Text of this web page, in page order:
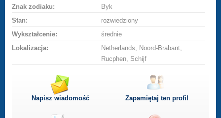
Znak zodiaku:
Byk
Stan:
rozwiedziony
Wykształcenie:
średnie
Lokalizacja:
Netherlands, Noord-Brabant,
Rucphen, Schijf
Napisz wiadomość Zapamiętaj ten profil